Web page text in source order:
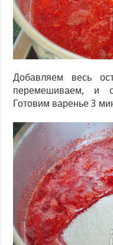
Добавляем весь
перемешиваем, и
Готовим варенье 3